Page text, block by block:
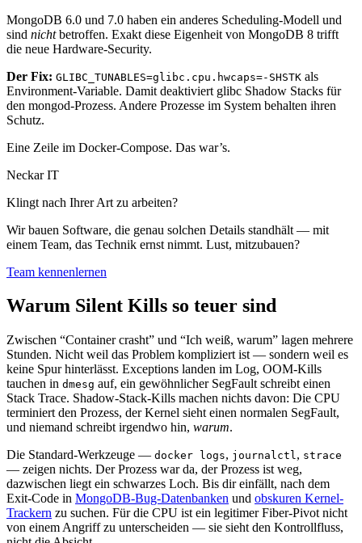
MongoDB 6.0 und 7.0 haben ein anderes Scheduling-Modell und
sind nichtbetroffen. Exakt diese Eigenheit von MongoDB 8 trifft
die neue Hardware-Security.
Der Fix: GLIBC_TUNABLES=glibc.cpu.hwcaps=-SHSTK als
Environment-Variable. Damit deaktiviert glibc Shadow Stacks für
den mongod-Prozess. Andere Prozesse im System behalten ihren
Schutz.
Eine Zeile im Docker-Compose. Das war’s.
Neckar IT
Klingt nach Ihrer Art zu arbeiten?
Wir bauen Software, die genau solchen Details standhält — mit
einem Team, das Technik ernst nimmt. Lust, mitzubauen?
Team kennenlernen
Warum Silent Kills so teuer sind
Zwischen “Container crasht” und “Ich weiß, warum” lagen mehrere
Stunden. Nicht weil das Problem kompliziert ist — sondern weil es
keine Spur hinterlässt. Exceptions landen im Log, OOM-Kills
tauchen in dmesg auf, ein gewöhnlicher SegFault schreibt einen
Stack Trace. Shadow-Stack-Kills machen nichts davon: Die CPU
terminiert den Prozess, der Kernel sieht einen normalen SegFault,
und niemand schreibt irgendwo hin, warum.
Die Standard-Werkzeuge — docker logs, journalctl, strace
— zeigen nichts. Der Prozess war da, der Prozess ist weg,
dazwischen liegt ein schwarzes Loch. Bis dir einfällt, nach dem
Exit-Code in MongoDB-Bug-Datenbanken und obskuren Kernel-
Trackern zu suchen. Für die CPU ist ein legitimer Fiber-Pivot nicht
von einem Angriff zu unterscheiden — sie sieht den Kontrollfluss,